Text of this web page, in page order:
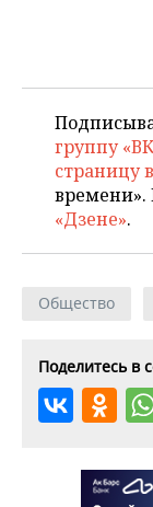
группу
страницу
«Дзене».
Общество
Поделитесь в